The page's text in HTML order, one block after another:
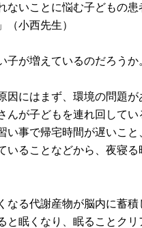
ないことに悩む子どもの患
（小西先生）
子が増えているのだろうか
因にはまず、環境の問題が
んが子どもを連れ回して
い事で帰宅時間が遅いこと
いることなどから、夜寝
なる代謝産物が脳内に蓄積
と眠くなり、眠ることクリ